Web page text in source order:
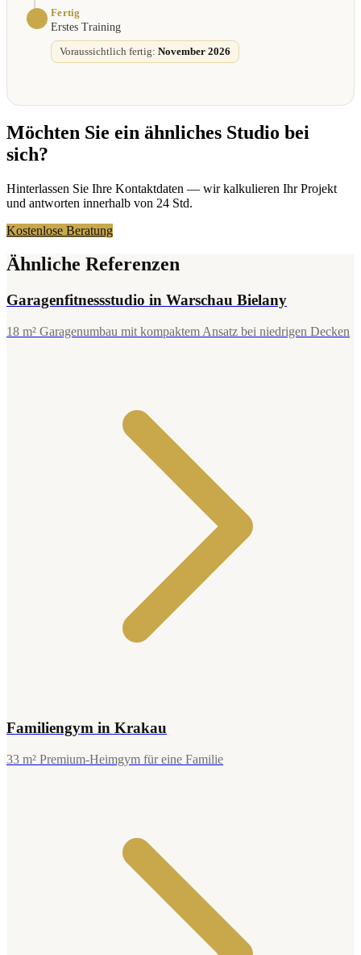
Fertig
Erstes Training
Voraussichtlich fertig: November 2026
Möchten Sie ein ähnliches Studio bei
sich?
Hinterlassen Sie Ihre Kontaktdaten — wir kalkulieren Ihr Projekt
und antworten innerhalb von 24 Std.
Kostenlose Beratung
Ähnliche Referenzen
Garagenfitnessstudio in Warschau Bielany
18 m² Garagenumbau mit kompaktem Ansatz bei niedrigen Decken
Familiengym in Krakau
33 m² Premium-Heimgym für eine Familie